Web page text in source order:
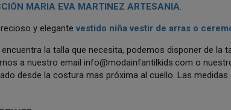
MARIA EVA MARTINEZ ARTESANIA
y elegantevestido niña vestir de arras o
la talla que necesita, podemos disponer de la
a nuestro emailinfo@modainfantilkids.com o
desde la costura mas próxima al cuello. Las medidas